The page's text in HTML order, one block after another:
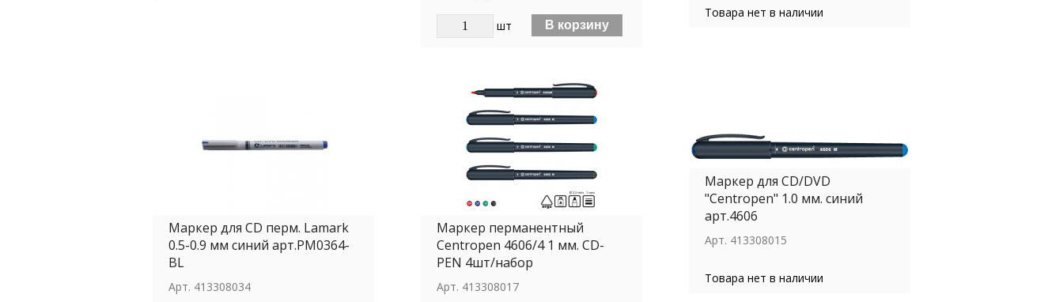
шт
Товара нет в наличии
Маркер для CD перм. Lamark
0.5-0.9 мм синий арт.PM0364-
BL
Арт. 413308034
Маркер перманентный
Centropen 4606/4 1 мм. СD-
PEN 4шт/набор
Арт. 413308017
Маркер для СD/DVD
"Centropen" 1.0 мм. синий
арт.4606
Арт. 413308015
Товара нет в наличии